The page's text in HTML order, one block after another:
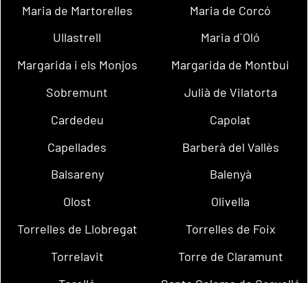
Maria de Martorelles
Maria de Corcó
Ullastrell
Maria d´Oló
Margarida i els Monjos
Margarida de Montbui
Sobremunt
Julià de Vilatorta
Cardedeu
Capolat
Capellades
Barberà del Vallès
Balsareny
Balenyà
Olost
Olivella
Torrelles de Llobregat
Torrelles de Foix
Torrelavit
Torre de Claramunt